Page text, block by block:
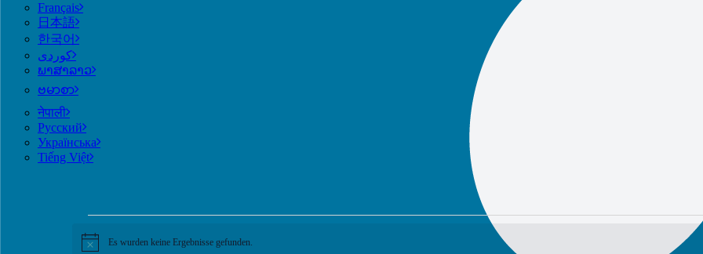
Français
日本語
한국어
ພາສາລາວ
ဗမာစာ
नेपाली
Русский
Українська
Tiếng Việt
HinweisEs wurden keine Ergebnisse gefunden.